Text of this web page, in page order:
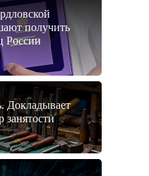
получить
России
Докладывает
занятости